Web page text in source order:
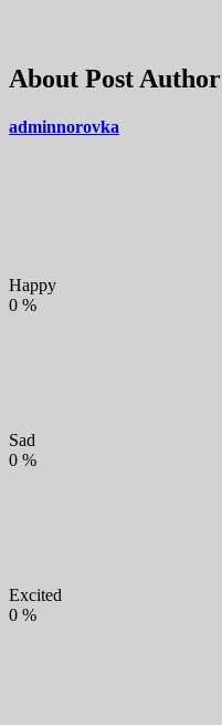
About Post Author
adminnorovka
Happy
0 %
Sad
0 %
Excited
0 %